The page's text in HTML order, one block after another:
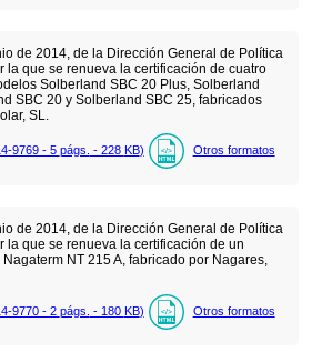
de 2014, de la Dirección General de Política
la que se renueva la certificación de cuatro
Solberland SBC 20 Plus, Solberland
SBC 20 y Solberland SBC 25, fabricados
SL.
9769 - 5 págs. - 228 KB) Otros formatos
de 2014, de la Dirección General de Política
la que se renueva la certificación de un
NT 215 A, fabricado por Nagares,
9770 - 2 págs. - 180 KB) Otros formatos